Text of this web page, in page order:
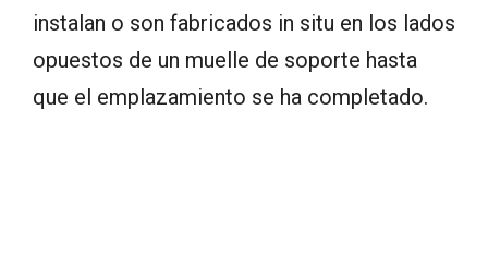
instalan o son fabricados in situ en los lados
opuestos de un muelle de soporte hasta
que el emplazamiento se ha completado.